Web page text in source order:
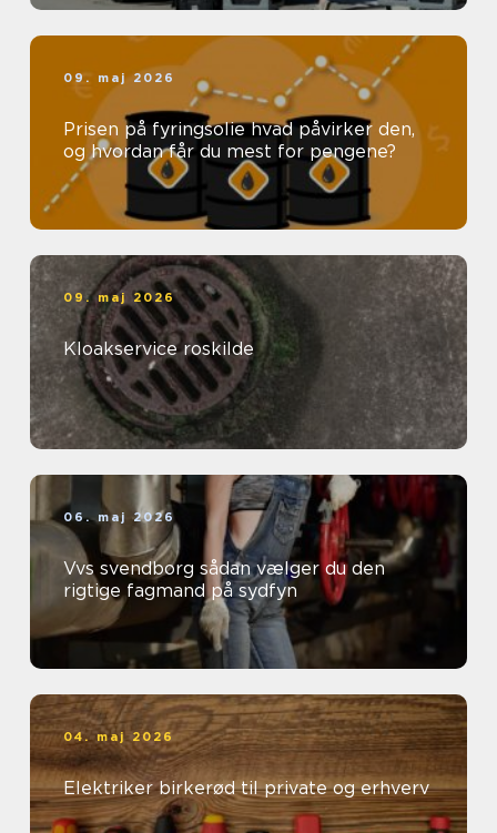
09. maj 2026
Prisen på fyringsolie hvad påvirker den,
og hvordan får du mest for pengene?
09. maj 2026
Kloakservice roskilde
06. maj 2026
Vvs svendborg sådan vælger du den
rigtige fagmand på sydfyn
04. maj 2026
Elektriker birkerød til private og erhverv